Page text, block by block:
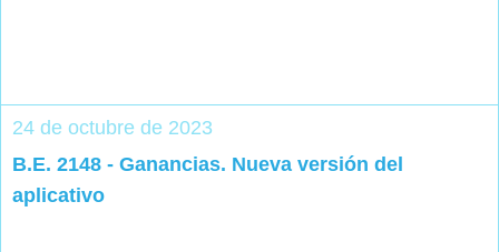
24 de octubre de 2023
B.E. 2148 - Ganancias. Nueva versión del
aplicativo